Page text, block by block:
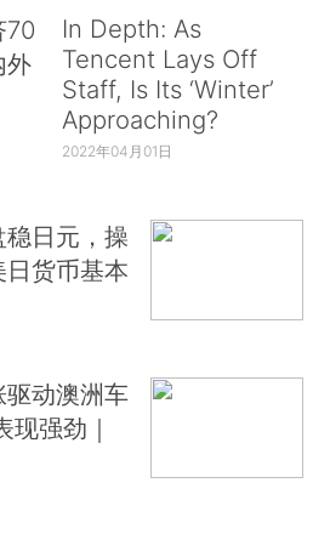
70
外
In Depth: As
Tencent Lays Off
Staff, Is Its ‘Winter’
Approaching?
2022年04月01日
日元，操
货币基本
动澳洲车
强劲｜